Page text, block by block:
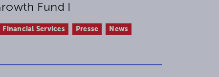
Fund I
Financial Services Presse News